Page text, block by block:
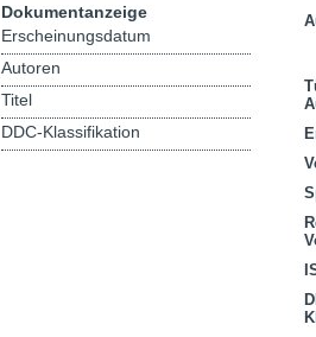
Dokumentanzeige
Erscheinungsdatum
Autoren
Titel
DDC-Klassifikation